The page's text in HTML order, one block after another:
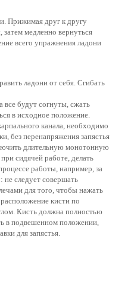
Прижимая друг к другу
медленно вернуться
всего упражнения ладони
ладони от себя. Сгибать
будут согнуты, сжать
в исходное положение.
канала, необходимо
без перенапряжения запястья
длительную монотонную
сидячей работе, делать
работы, например, за
следует совершать
для того, чтобы нажать
кисти по
Кисть должна полностью
в подвешенном положении,
для запястья.